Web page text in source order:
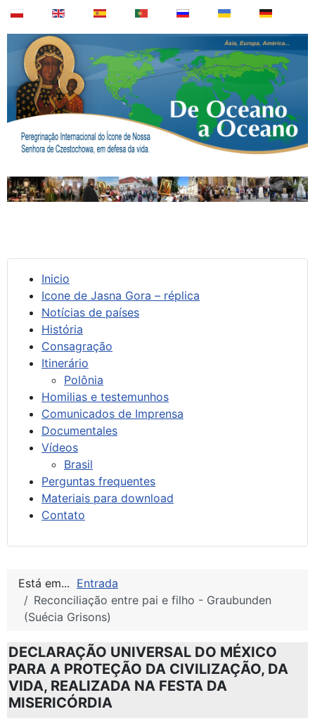
Inicio
Icone de Jasna Gora – réplica
Notícias de países
História
Consagração
Itinerário
Polônia
Homilias e testemunhos
Comunicados de Imprensa
Documentales
Vídeos
Brasil
Perguntas frequentes
Materiais para download
Contato
Está em... Entrada
Reconciliação entre pai e filho - Graubunden
(Suécia Grisons)
DECLARAÇÃO UNIVERSAL DO MÉXICO
PARA A PROTEÇÃO DA CIVILIZAÇÃO, DA
VIDA, REALIZADA NA FESTA DA
MISERICÓRDIA